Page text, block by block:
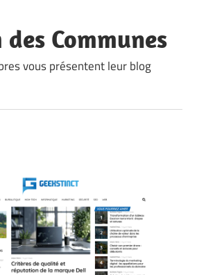
des Communes
vous présentent leur blog